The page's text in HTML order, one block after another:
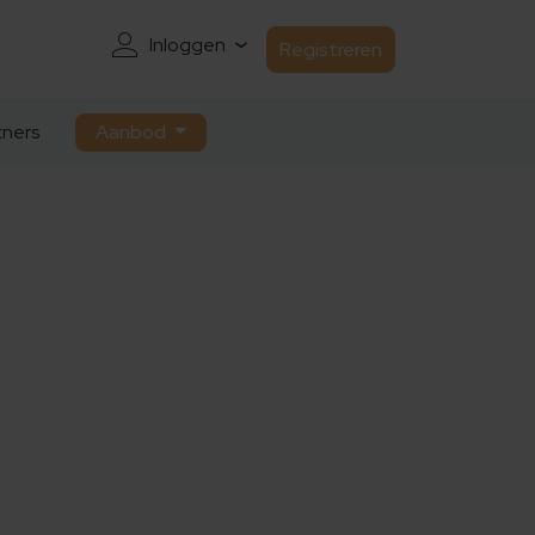
Inloggen Registreren
Aanbod